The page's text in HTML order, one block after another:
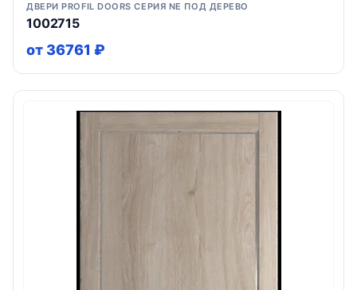
ДВЕРИ PROFIL DOORS СЕРИЯ NE ПОД ДЕРЕВО
1002715
от 36761 ₽